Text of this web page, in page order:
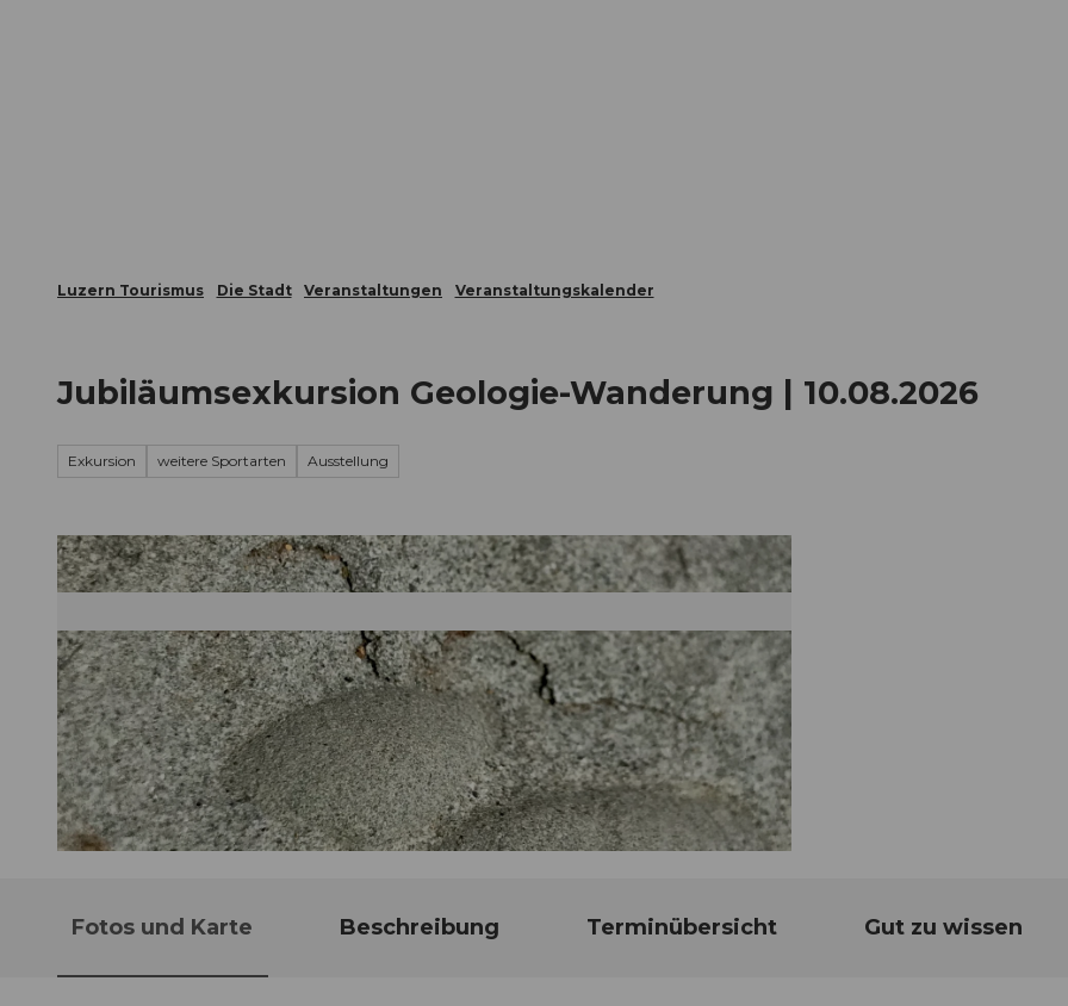
Luzern Tourismus Die Stadt Veranstaltungen Veranstaltungskalender
Jubiläumsexkursion Geologie-Wanderung | 10.08.2026
Exkursion weitere Sportarten Ausstellung
Fotos und Karte Beschreibung Terminübersicht Gut zu wissen